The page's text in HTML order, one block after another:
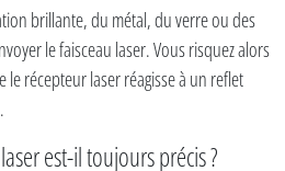
brillante, du métal, du verre ou des
le faisceau laser. Vous risquez alors
récepteur laser réagisse à un reflet
est-il toujours précis ?